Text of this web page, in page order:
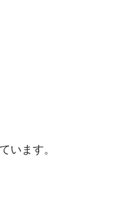
います。